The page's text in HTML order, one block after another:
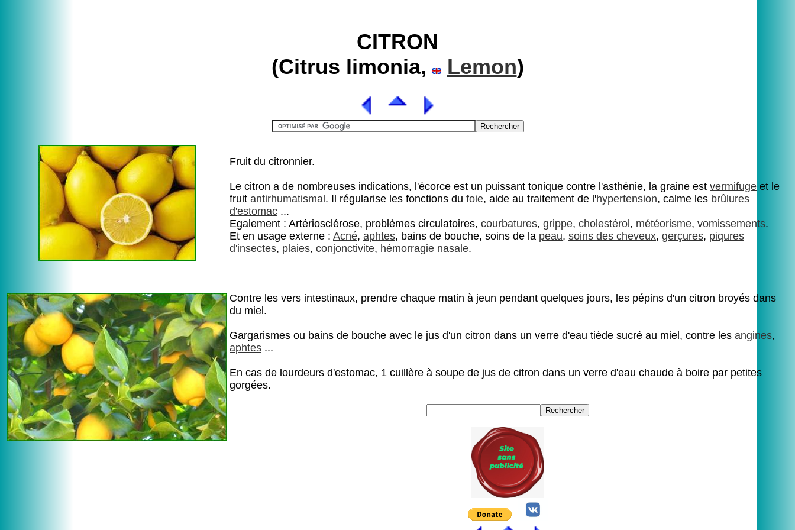
CITRON
(Citrus limonia,
Lemon)
Fruit du citronnier.
Le citron a de nombreuses indications, l'écorce est un puissant tonique contre l'asthénie, la graine est vermifuge et le
fruit antirhumatismal . Il régularise les fonctions du foie, aide au traitement de l'hypertension, calme les brûlures
d'estomac ...
Egalement : Artériosclérose, problèmes circulatoires, courbatures, grippe, cholestérol , météorisme, vomissements.
Et en usage externe : Acné, aphtes, bains de bouche, soins de la peau, soins des cheveux, gerçures, piqures
d'insectes, plaies, conjonctivite, hémorragie nasale.
Contre les vers intestinaux, prendre chaque matin à jeun pendant quelques jours, les pépins d'un citron broyés dans
du miel.
Gargarismes ou bains de bouche avec le jus d'un citron dans un verre d'eau tiède sucré au miel, contre les angines,
aphtes ...
En cas de lourdeurs d'estomac, 1 cuillère à soupe de jus de citron dans un verre d'eau chaude à boire par petites
gorgées.